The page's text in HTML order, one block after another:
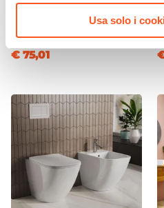
Usa solo i
91 x 46,5 cm
Profondità Vasca
13 cm
Posizione Lavabo
Centro
Foro Troppopieno
Sì
nero opaco – Wing
€ 75,01